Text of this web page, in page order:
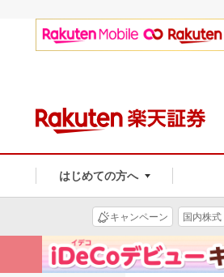
はじめての方へ
キャンペーン 国内株式